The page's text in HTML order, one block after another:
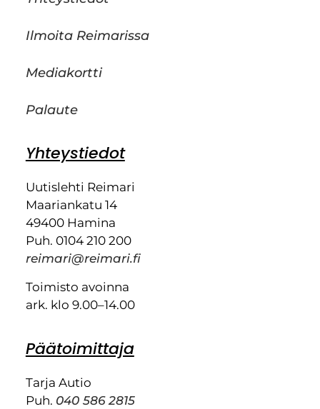
Ilmoita Reimarissa
Mediakortti
Palaute
Yhteystiedot
Uutislehti Reimari
Maariankatu 14
49400 Hamina
Puh. 0104 210 200
reimari@reimari.fi
Toimisto avoinna
ark. klo 9.00–14.00
Päätoimittaja
Tarja Autio
Puh. 040 586 2815